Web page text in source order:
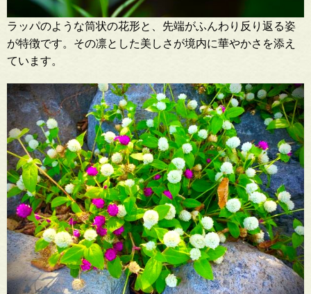
ラッパのような筒状の花形と、先端がふんわり反り返る姿
が特徴です。その凛とした美しさが境内に華やかさを添え
ています。